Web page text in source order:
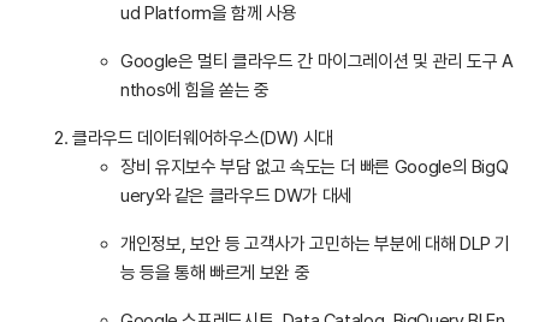
ud Platform을 함께 사용
Google은 멀티 클라우드 간 마이그레이션 및 관리 도구 A
nthos에 힘을 쏟는 중
클라우드 데이터웨어하우스(DW) 시대
장비 유지보수 부담 없고 속도는 더 빠른 Google의 BigQ
uery와 같은 클라우드 DW가 대세
개인정보, 보안 등 고객사가 고민하는 부분에 대해 DLP 기
능 등을 통해 빠르게 보완 중